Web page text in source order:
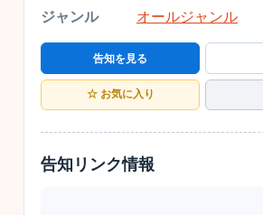
ジャンル
オールジャンル
告知を見る
☆ お気に入り
告知リンク情報